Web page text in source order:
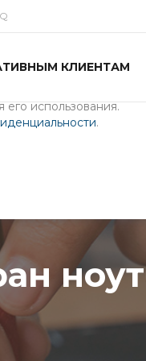
и
использования.
.
КЛИЕНТАМ
0KN0-